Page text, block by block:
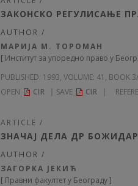
ЗАКОНСКО РЕГУЛИСАЊЕ
AUTHOR /
МАРИЈА М. ТОРОМАН
[ Институт за упоредно право у
PUBLISHED: 1993, VOLUME: 41 , BOOK
OPEN
CIR SAVE CIR
ARTICLE /
ЗНАЧАЈ ДЕЛА ДР
AUTHOR /
ЗАГОРКА ЈЕКИЋ
[ Правни факултет у Београду]